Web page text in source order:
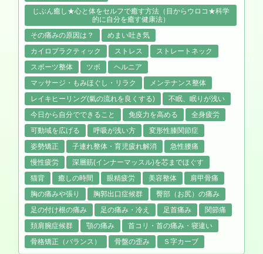
じぶん癒し★心と体をセルフで癒す方法（目からウロコ★科学
的に自分を癒す健康法）
その痛みの原因は？
めまい吐き気
カイロプラクティック
ストレス
ストレートネック
スポーツ整体
ツボ
ヘルニア
マッサージ・もみほぐし・リラク
メンテナンス整体
レイキヒーリング(氣の流れを良くする)
不眠、眠りが浅い
今日から自分でできること
免疫力を高める
全身疲労
可動域を広げる
呼吸が浅い方
変形性膝関節症
姿勢矯正
子連れ整体・育児疲れ解消
急性腰痛
慢性疲労
深層筋(インナーマッスル)を芯までほぐす
猫背
癒しの時間 眼精疲労 美容整体
肩甲骨痛
胸の痛みや張り
胸郭出口症候群
臀部（お尻）の痛み
足の付け根の痛み
足の痛み・冷え 足首痛み
関節痛
頚肩腕症候群
顎の痛み
首コリ・首の痛み・寝違い
骨格矯正（バランス）
骨盤の歪み Ｓ字カーブ